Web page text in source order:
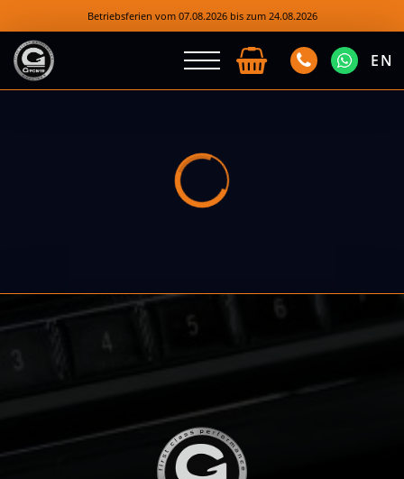
Betriebsferien vom 07.08.2026 bis zum 24.08.2026
EN